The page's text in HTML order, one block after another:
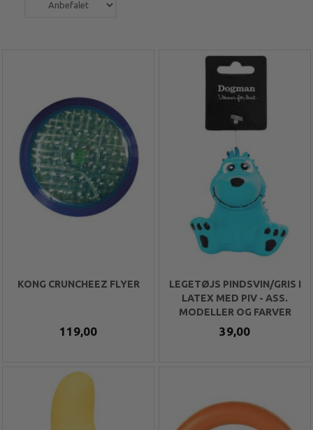
KONG CRUNCHEEZ FLYER
119,00
LEGETØJS PINDSVIN/GRIS I
LATEX MED PIV - ASS.
MODELLER OG FARVER
39,00